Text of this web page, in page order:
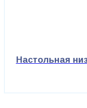
Настольная